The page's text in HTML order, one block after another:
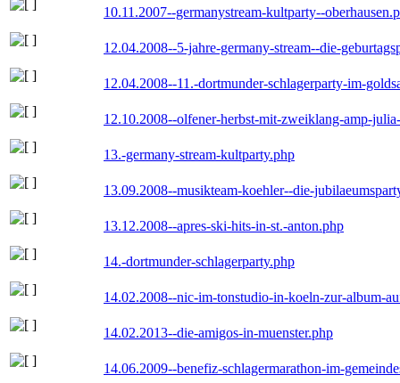
10.11.2007--germanystream-kultparty--
12.04.2008--5-jahre-germany-stream--die-
12.04.2008--11.-dortmunder-schlagerparty-im-
12.10.2008--olfener-herbst-mit-zweiklang-amp-
13.-germany-stream-kultparty.php
13.09.2008--musikteam-koehler--die-
13.12.2008--apres-ski-hits-in-st.-anton.php
14.-dortmunder-schlagerparty.php
14.02.2008--nic-im-tonstudio-in-koeln-zur-album-
14.02.2013--die-amigos-in-muenster.php
14.06.2009--benefiz-schlagermarathon-im-